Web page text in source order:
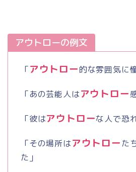
アウトローの例文
「アウトロー的な雰囲気に
「あの芸能人はアウトロー
「彼はアウトローな人で恐
「その場所はアウトローた
た」